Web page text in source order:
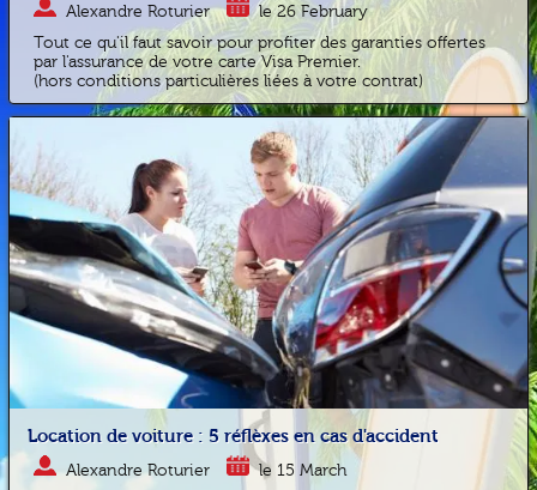
Alexandre Roturier
le 26 February
Tout ce qu'il faut savoir pour profiter des garanties offertes
par l'assurance de votre carte Visa Premier.
(hors conditions particulières liées à votre contrat)
Location de voiture : 5 réflèxes en cas d'accident
Alexandre Roturier
le 15 March